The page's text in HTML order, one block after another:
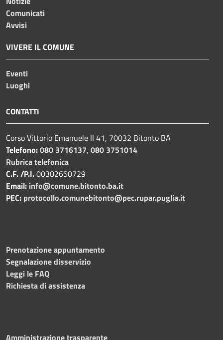
Comunicati
Avvisi
VIVERE IL COMUNE
Eventi
Luoghi
CONTATTI
Corso Vittorio Emanuele II 41, 70032 Bitonto BA
Telefono:080 3716137, 080 3751014
Rubrica telefonica
C.F. /P.I.00382650729
Email: info@comune.bitonto.ba.it
PEC: protocollo.comunebitonto@pec.rupar.puglia.it
Prenotazione appuntamento
Segnalazione disservizio
Leggi le FAQ
Richiesta di assistenza
Amministrazione trasparente